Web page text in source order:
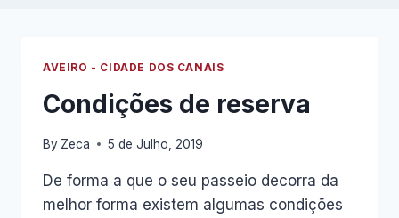
AVEIRO - CIDADE DOS CANAIS
Condições de reserva
By Zeca 5 de Julho, 2019
De forma a que o seu passeio decorra da
melhor forma existem algumas condições